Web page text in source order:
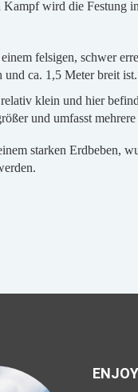
Kampf wird die Festung
felsigen, schwer
und ca. 1,5 Meter breit
klein und hier
und umfasst
starken Erdbeben,